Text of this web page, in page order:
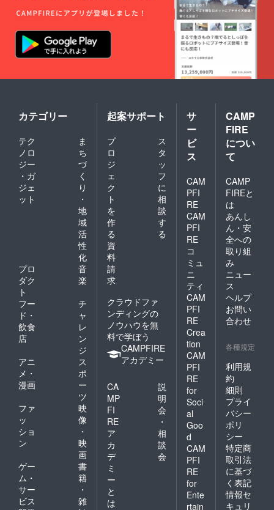
カテゴリー
テク
ノロ
ジー
・ガ
ジェ
ット
ま
ち
づ
く
り
・
地
域
活
性
化
プロ
ダク
ト
音
楽
フー
ド・
飲食
店
チ
ャ
レ
ン
ジ
アニ
メ・
漫画
ス
ポ
ー
ツ
ファ
ッ
ショ
ン
映
像
・
映
画
ゲー
ム・
サー
ビス
書
籍
・
雑
起案サポート
プ
ロ
ジ
ェ
ク
ト
を
作
る
ス
タ
ッ
フ
に
相
談
す
る
資
料
請
求
クラウドファ
ンディングの
ノウハウを無
料で学ぼう
CAMPFIRE
アカデミー
CA
MP
FI
RE
ア
カ
デ
ミ
ー
と
は
説
明
会
・
相
談
会
サ
ー
ビ
ス
CAM
PFI
RE
CAM
PFI
RE
コ
ミュ
ニ
ティ
CAM
PFI
RE
Crea
tion
CAM
PFI
RE
for
Soci
al
Goo
d
CAM
PFI
RE
for
Ente
rtain
CAMP
FIRE
につい
て
CAMP
FIREと
は
あんし
ん・安
全への
取り組
み
ニュー
ス
ヘルプ
お問い
合わせ
各種規定
利用規
約
細則
プライ
バシー
ポリ
シー
特定商
取引法
に基づ
く表記
情報セ
キュリ